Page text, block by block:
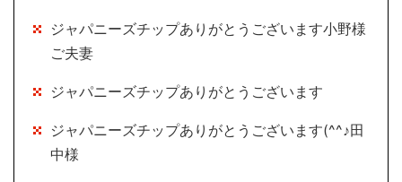
ジャパニーズチップありがとうございます小野様
ご夫妻
ジャパニーズチップありがとうございます
ジャパニーズチップありがとうございます(^^♪田
中様